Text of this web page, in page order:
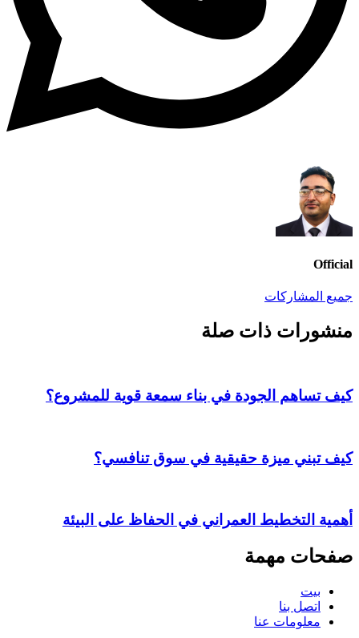
Official
جميع المشاركات
منشورات ذات صلة
كيف تساهم الجودة في بناء سمعة قوية للمشروع؟
كيف تبني ميزة حقيقية في سوق تنافسي؟
أهمية التخطيط العمراني في الحفاظ على البيئة
صفحات مهمة
بيت
اتصل بنا
معلومات عنا